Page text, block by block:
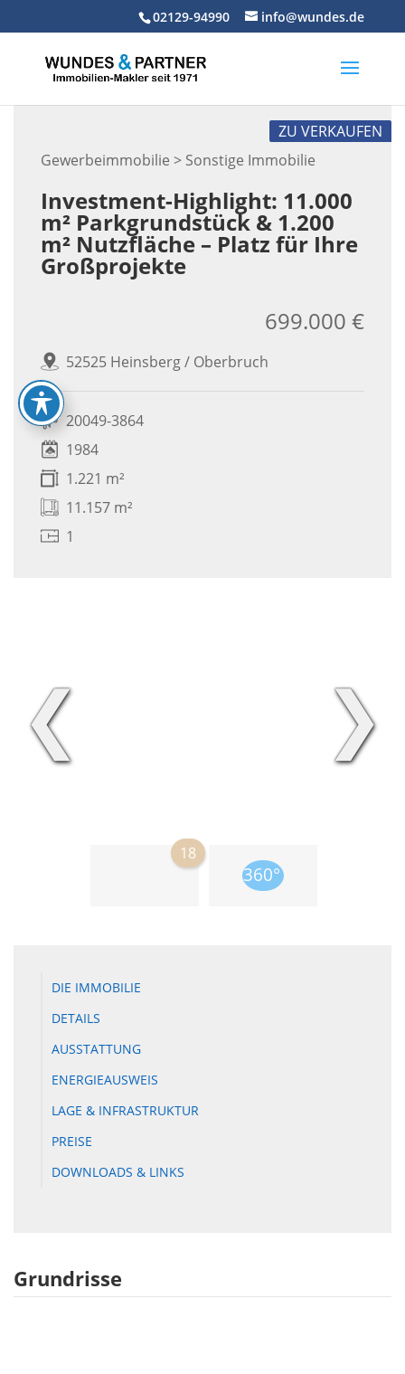
02129-94990 info@wundes.de
Gewerbeimmobilie > Sonstige Immobilie
ZU VERKAUFEN
Investment-Highlight: 11.000
m² Parkgrundstück & 1.200
m² Nutzfläche – Platz für Ihre
Großprojekte
52525 Heinsberg / Oberbruch
699.000 €
20049-3864
1984
1.221 m²
11.157 m²
1
❮ ❯
18
DIE IMMOBILIE
DETAILS
AUSSTATTUNG
ENERGIEAUSWEIS
LAGE & INFRASTRUKTUR
PREISE
DOWNLOADS & LINKS
Grundrisse